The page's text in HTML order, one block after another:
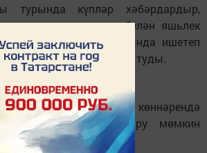
турында күпләр хәбәрдардыр,
вәкилләре моның белән яшьлек
булса, ә ГТО турында ишетеп
өчен хәзер мөмкинлек туды.
13-14 апрель көннәрендә
залында тапшыру мөмкин
сәгатьтә.